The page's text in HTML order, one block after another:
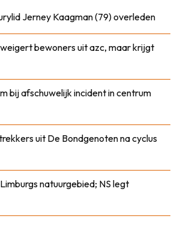
Jerney Kaagman (79) overleden
bewoners uit azc, maar krijgt
bij afschuwelijk incident in centrum
uit De Bondgenoten na cyclus
natuurgebied; NS legt